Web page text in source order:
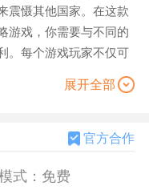
震慑其他国家。在这款
游戏，你需要与不同的
。每个游戏玩家不仅可
威力和破坏力。游戏过
模式都能给玩家带来不
进的武器和建筑。
展开全部
官方合作
式： 免费